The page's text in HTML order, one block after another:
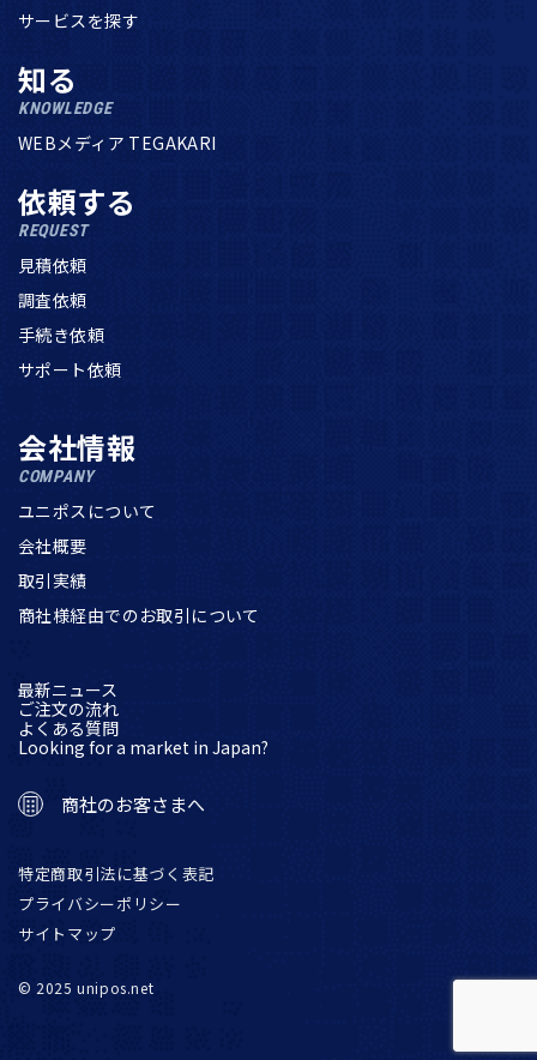
サービスを探す
知る
KNOWLEDGE
WEBメディア TEGAKARI
依頼する
REQUEST
見積依頼
調査依頼
手続き依頼
サポート依頼
会社情報
COMPANY
ユニポスについて
会社概要
取引実績
商社様経由でのお取引について
最新ニュース
ご注文の流れ
よくある質問
Looking for a market in Japan?
商社のお客さまへ
© 2025 unipos.net
特定商取引法に基づく表記
プライバシーポリシー
サイトマップ